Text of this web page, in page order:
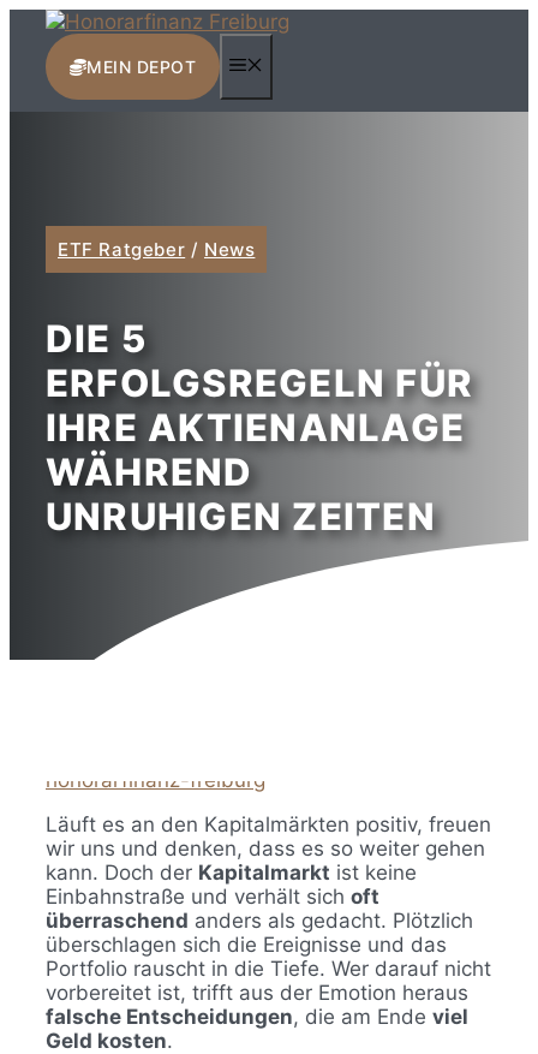
Zum
Inhalt
springenMEIN DEPOT
ETF Ratgeber / News
DIE 5
ERFOLGSREGELN FÜR
IHRE AKTIENANLAGE
WÄHREND
UNRUHIGEN ZEITEN
honorarfinanz-freiburg
Läuft es an den Kapitalmärkten positiv, freuen
wir uns und denken, dass es so weiter gehen
kann. Doch der Kapitalmarkt ist keine
Einbahnstraße und verhält sich oft
überraschend anders als gedacht. Plötzlich
überschlagen sich die Ereignisse und das
Portfolio rauscht in die Tiefe. Wer darauf nicht
vorbereitet ist, trifft aus der Emotion heraus
falsche Entscheidungen, die am Ende viel
Geld kosten.